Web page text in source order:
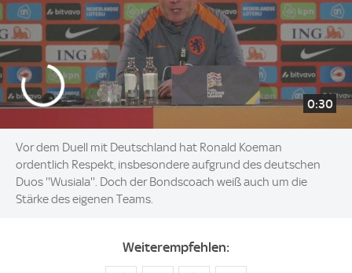
0:30
Vor dem Duell mit Deutschland hat Ronald Koeman
ordentlich Respekt, insbesondere aufgrund des deutschen
Duos ''Wusiala''. Doch der Bondscoach weiß auch um die
Stärke des eigenen Teams.
Weiterempfehlen: